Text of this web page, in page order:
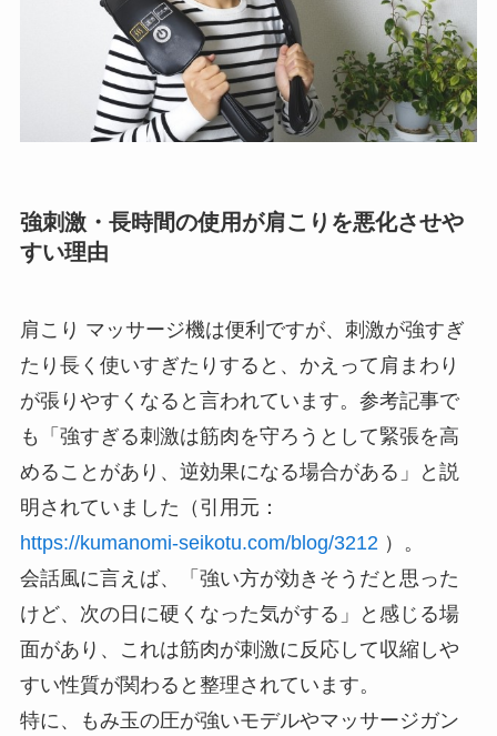
強刺激・長時間の使用が肩こりを悪化させや
すい理由
肩こり マッサージ機は便利ですが、刺激が強すぎ
たり長く使いすぎたりすると、かえって肩まわり
が張りやすくなると言われています。参考記事で
も「強すぎる刺激は筋肉を守ろうとして緊張を高
めることがあり、逆効果になる場合がある」と説
明されていました（引用元：
https://kumanomi-seikotu.com/blog/3212 ）。
会話風に言えば、「強い方が効きそうだと思った
けど、次の日に硬くなった気がする」と感じる場
面があり、これは筋肉が刺激に反応して収縮しや
すい性質が関わると整理されています。
特に、もみ玉の圧が強いモデルやマッサージガン